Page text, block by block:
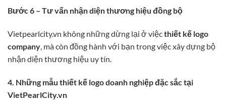
Bước 6 – Tư vấn nhận diện thương hiệu đồng bộ
Vietpearlcity.vn không những dừng lại ở việcthiết kế logo
company , mà còn đồng hành với bạn trong việc xây dựng bộ
nhận diện thương hiệu uy tín.
4. Những mẫu thiết kế logo doanh nghiệp đặc sắc tại
VietPearlCity.vn